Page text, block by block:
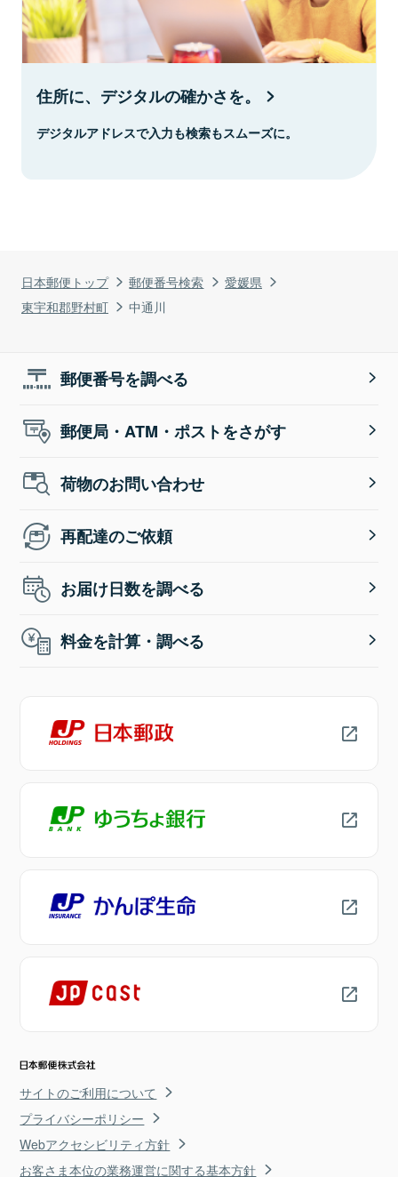
日本郵便トップ 郵便番号検索
愛媛県
東宇和郡野村町
中通川
住所に、デジタルの確かさを。
デジタルアドレスで入力も検索もスムーズに。
郵便番号を調べる
郵便局・ATM・ポストをさがす
荷物のお問い合わせ
再配達のご依頼
お届け日数を調べる
料金を計算・調べる
サイトのご利用について
プライバシーポリシー
Webアクセシビリティ方針
お客さま本位の業務運営に関する基本方針